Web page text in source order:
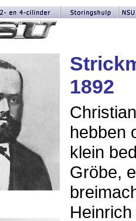
1892
hebben
klein
Gröbe,